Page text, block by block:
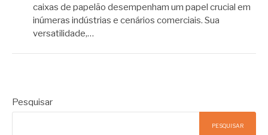
caixas de papelão desempenham um papel crucial em
inúmeras indústrias e cenários comerciais. Sua
versatilidade,…
Pesquisar
PESQUISAR